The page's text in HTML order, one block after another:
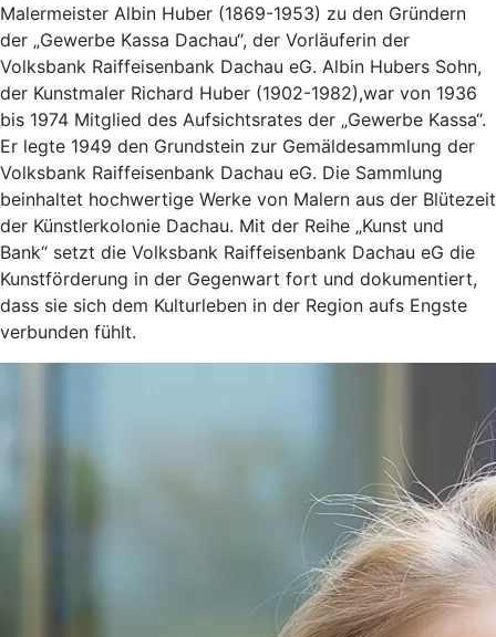
Malermeister Albin Huber (1869-1953) zu den Gründern
der „Gewerbe Kassa Dachau“, der Vorläuferin der
Volksbank Raiffeisenbank Dachau eG. Albin Hubers Sohn,
der Kunstmaler Richard Huber (1902-1982),war von 1936
bis 1974 Mitglied des Aufsichtsrates der „Gewerbe Kassa“.
Er legte 1949 den Grundstein zur Gemäldesammlung der
Volksbank Raiffeisenbank Dachau eG. Die Sammlung
beinhaltet hochwertige Werke von Malern aus der Blütezeit
der Künstlerkolonie Dachau. Mit der Reihe „Kunst und
Bank“ setzt die Volksbank Raiffeisenbank Dachau eG die
Kunstförderung in der Gegenwart fort und dokumentiert,
dass sie sich dem Kulturleben in der Region aufs Engste
verbunden fühlt.